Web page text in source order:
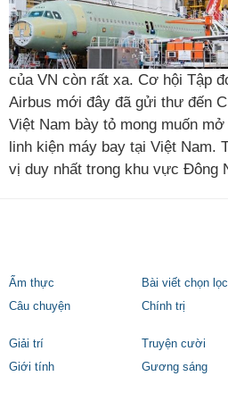
của VN còn rất xa. Cơ hội Tập
Airbus mới đây đã gửi thư đến
Việt Nam bày tỏ mong muốn
linh kiện máy bay tại Việt Nam.
vị duy nhất trong khu vực Đông
Ẩm thực Bài viết chọn lọc
Câu chuyện
Chính trị
Giải trí
Truyện cười
Giới tính
Gương sáng